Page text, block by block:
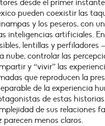
desde el primer
pueden coexistir las
y los peseros, con
inteligencias artificiales.
lentillas y perfiladores
nube, controlar las
y “vivir” las
que reproducen la
de la experiencia
de estas
de sus relaciones
parecen menos claros.